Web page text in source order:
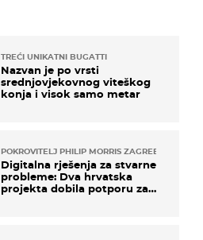
TREĆI UNIKATNI BUGATTI
Nazvan je po vrsti
srednjovjekovnog viteškog
konja i visok samo metar
POKROVITELJ PHILIP MORRIS ZAGREB
Digitalna rješenja za stvarne
probleme: Dva hrvatska
projekta dobila potporu za